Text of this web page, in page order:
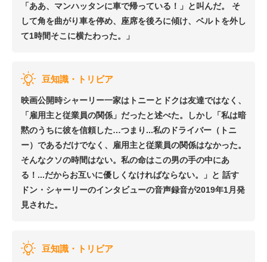
「ああ、マンハッタンに車で帰っている！」と叫んだ。 そ
して角を曲がり車を停め、座席を後ろに傾け、ベルトを外し
て1時間そこに横たわった。」
豆知識・トリビア
映画公開時シャーリー一家はトニーとドクは友達ではなく、
「雇用主と従業員の関係」だったと述べた。しかし「私は暗
黙のうちに彼を信頼した…つまり...私のドライバー（トニ
ー）であるだけでなく、雇用主と従業員の関係はなかった。
そんなクソの時間はない。私の命はこの男の手の中にあ
る！...だからお互いに優しくなければならない。」と 話す
ドン・シャーリーのインタビューの音声録音が2019年1月発
見された。
豆知識・トリビア